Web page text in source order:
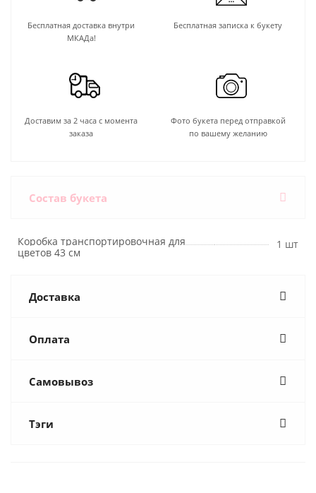
Бесплатная доставка внутри
МКАДа!
Бесплатная записка к букету
Доставим за 2 часа с момента
заказа
Фото букета перед отправкой
по вашему желанию
Состав букета
Коробка транспортировочная для
цветов 43 см
1 шт
Доставка
Оплата
Самовывоз
Тэги